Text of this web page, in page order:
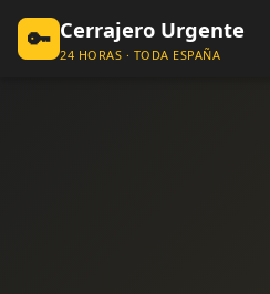
🔑 Cerrajero Urgente
24 HORAS · TODA ESPAÑA